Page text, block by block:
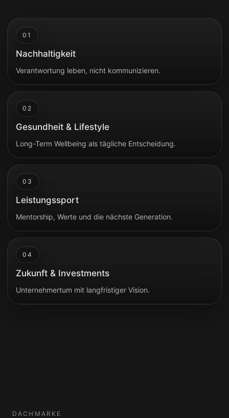
01
Nachhaltigkeit
Verantwortung leben, nicht kommunizieren.
02
Gesundheit & Lifestyle
Long-Term Wellbeing als tägliche Entscheidung.
03
Leistungssport
Mentorship, Werte und die nächste Generation.
04
Zukunft & Investments
Unternehmertum mit langfristiger Vision.
DACHMARKE